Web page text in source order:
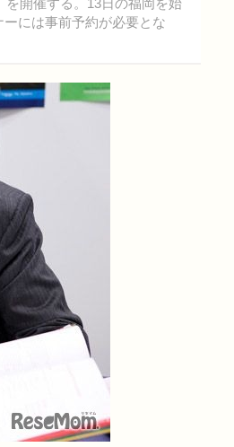
開催する。13日の福岡を始
には事前予約が必要とな